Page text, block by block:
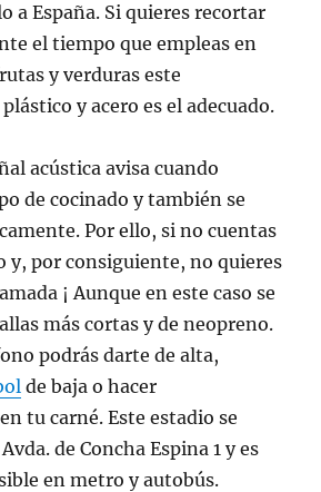
a España. Si quieres recortar
el tiempo que empleas en
y verduras este
y acero es el adecuado.
acústica avisa cuando
de cocinado y también se
Por ello, si no cuentas
y, por consiguiente, no quieres
¡ Aunque en este caso se
más cortas y de neopreno.
podrás darte de alta,
de baja o hacer
tu carné. Este estadio se
de Concha Espina 1 y es
en metro y autobús.